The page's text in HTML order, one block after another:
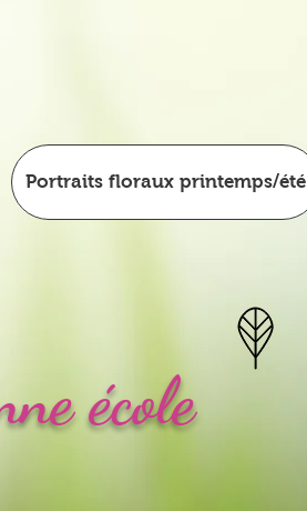
Portraits floraux printemps/été
école